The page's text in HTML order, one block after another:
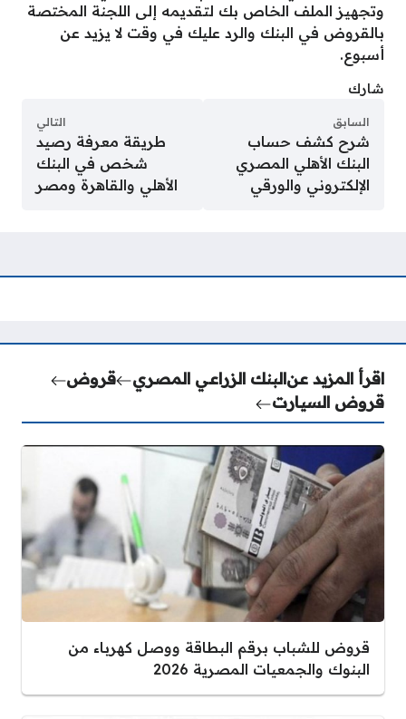
وتجهيز الملف الخاص بك لتقديمه إلى اللجنة المختصة
بالقروض في البنك والرد عليك في وقت لا يزيد عن
أسبوع.
شارك
السابق
شرح كشف حساب
البنك الأهلي المصري
الإلكتروني والورقي
التالي
طريقة معرفة رصيد
شخص في البنك
الأهلي والقاهرة ومصر
اقرأ المزيد عنالبنك الزراعي المصري
قروض
قروض السيارت
قروض للشباب برقم البطاقة ووصل كهرباء من
البنوك والجمعيات المصرية 2026